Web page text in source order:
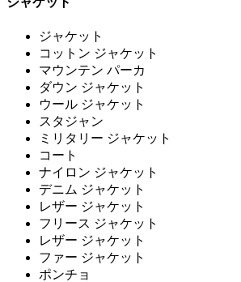
ジャケット
コットン ジャケット
マウンテン パーカ
ダウン ジャケット
ウール ジャケット
スタジャン
ミリタリー ジャケット
コート
ナイロン ジャケット
デニム ジャケット
レザー ジャケット
フリース ジャケット
レザー ジャケット
ファー ジャケット
ポンチョ